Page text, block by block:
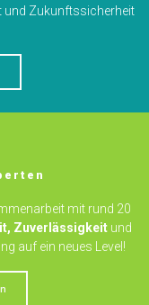
und Zukunftssicherheit
mit rund 20
Zuverlässigkeit und
auf ein neues Level!